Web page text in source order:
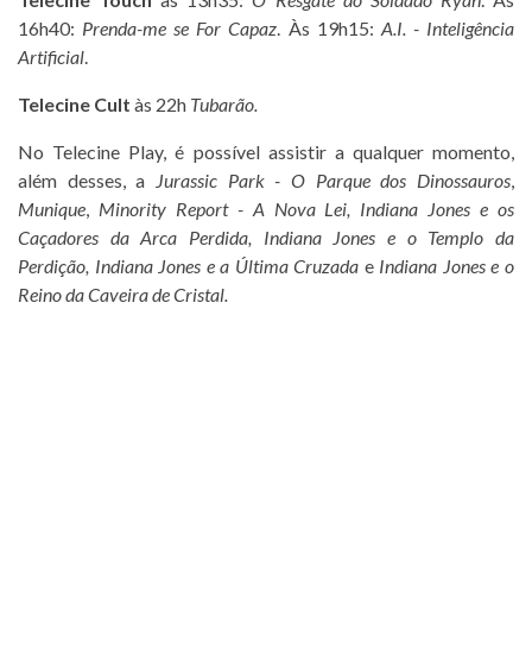
16h40: Prenda-me se For Capaz. Às 19h15: A.I. - Inteligência
Artificial.
Telecine Cult às 22h Tubarão.
No Telecine Play, é possível assistir a qualquer momento,
além desses, a Jurassic Park - O Parque dos Dinossauros,
Munique, Minority Report - A Nova Lei, Indiana Jones e os
Caçadores da Arca Perdida, Indiana Jones e o Templo da
Perdição, Indiana Jones e a Última Cruzada eIndiana Jones e o
Reino da Caveira de Cristal.